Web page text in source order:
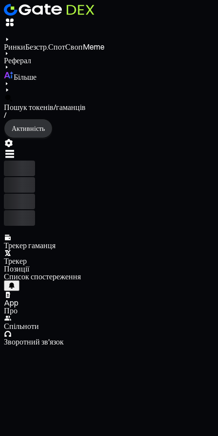
РинкиБезстр.СпотСвопMeme
Реферал
Більше
Пошук токенів/гаманців
/
Активність
Трекер гаманця
Трекер
Позиції
Список спостереження
App
Про
Спільноти
Зворотний зв'язок